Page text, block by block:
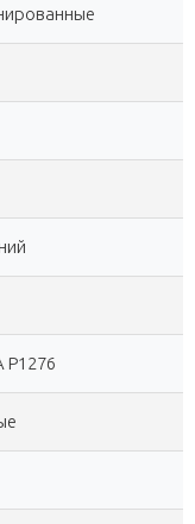
P1276